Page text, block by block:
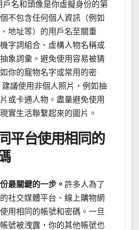
戶名和頭像是你虛擬身份的第
不包含任何個人資訊（例如
地址等）的用戶名至關重
字詞組合、虛構人物名稱或
象詞彙。避免使用容易被猜
你的寵物名字或常用的密
議使用非個人照片，例如抽
或卡通人物。盡量避免使用
實生活聯繫起來的圖片。
平台使用相同的
最關鍵的一步。 許多人為了
社交媒體平台、線上購物網
用相同的帳號和密碼。一旦
號被洩露，你的其他帳號也